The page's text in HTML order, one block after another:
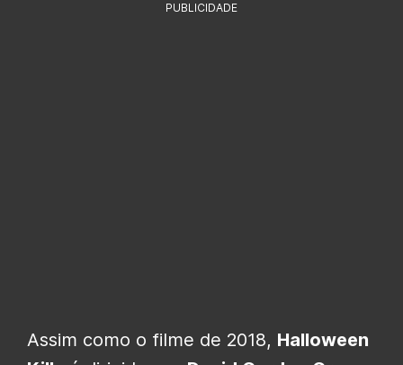
PUBLICIDADE
Assim como o filme de 2018, Halloween